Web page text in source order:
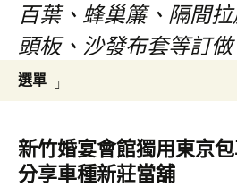
百葉、蜂巢簾、隔間
頭板、沙發布套等訂做
選單
容
新竹婚宴會館獨用東京
分享車種新莊當舖